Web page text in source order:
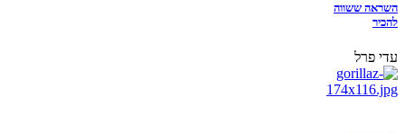
השראה ששווה
להכיר
עדי פרל